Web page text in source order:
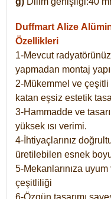
Duffmart Alize
Özellikleri
1-Mevcut
yapmadan montaj
2-Mükemmel ve
katan eşsiz estetik
3-Hammadde ve
yüksek ısı verimi.
4-İhtiyaçlarınız
üretilebilen esnek
5-Mekanlarınıza
çeşitliliği
6-Özgün tasarımı